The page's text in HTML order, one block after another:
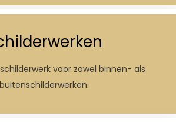
voor zowel binnen- als
buitenschilderwerken.